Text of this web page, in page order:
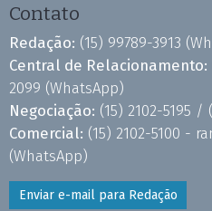
Contato
Redação: (15) 99789-3913
Central de Relacionamento:
2099 (WhatsApp)
Negociação: (15) 2102-5195 /
Comercial: (15) 2102-5100 -
(WhatsApp)
Enviar e-mail para Redação